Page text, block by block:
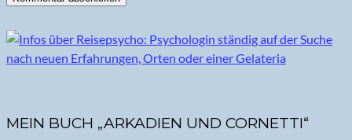
MEIN BUCH „ARKADIEN UND CORNETTI“